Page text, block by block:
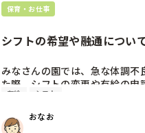
保育・お仕事
シフトの希望や融通につい
みなさんの園では、急な体調不
た際、シフトの変更や有給の申
環境ですか？
さを感じてしまうことがありま
有給 シフト
おなお